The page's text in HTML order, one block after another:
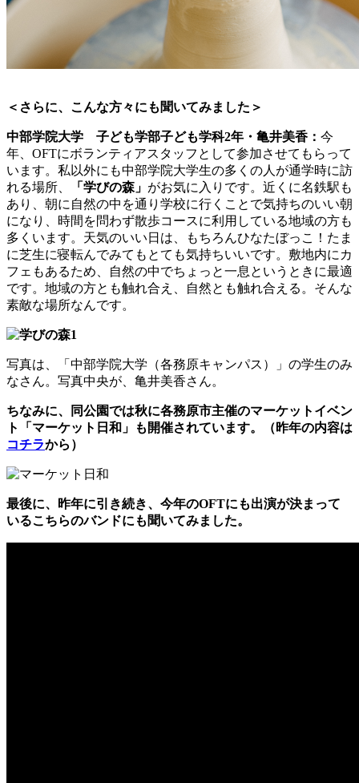
＜さらに、こんな方々にも聞いてみました＞
中部学院大学 子ども学部子ども学科2年・亀井美香： 今
年、OFTにボランティアスタッフとして参加させてもらって
います。私以外にも中部学院大学生の多くの人が通学時に訪
れる場所、
「学びの森」 がお気に入りです。近くに名鉄駅も
あり、朝に自然の中を通り学校に行くことで気持ちのいい朝
になり、時間を問わず散歩コースに利用している地域の方も
多くいます。天気のいい日は、もちろんひなたぼっこ！たま
に芝生に寝転んでみてもとても気持ちいいです。敷地内にカ
フェもあるため、自然の中でちょっと一息というときに最適
です。地域の方とも触れ合え、自然とも触れ合える。そんな
素敵な場所なんです。
写真は、「中部学院大学（各務原キャンパス）」の学生のみ
なさん。写真中央が、亀井美香さん。
ちなみに、同公園では秋に各務原市主催のマーケットイベン
ト「マーケット日和」も開催されています。（昨年の内容は
コチラから）
最後に、昨年に引き続き、今年のOFTにも出演が決まって
いるこちらのバンドにも聞いてみました。